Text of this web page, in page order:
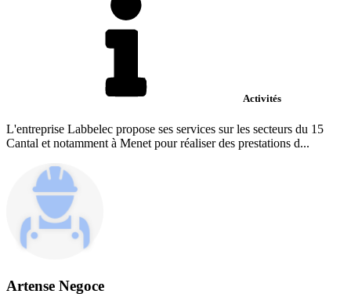
Activités
L'entreprise Labbelec propose ses services sur les secteurs du 15
Cantal et notamment à Menet pour réaliser des prestations d...
Artense Negoce